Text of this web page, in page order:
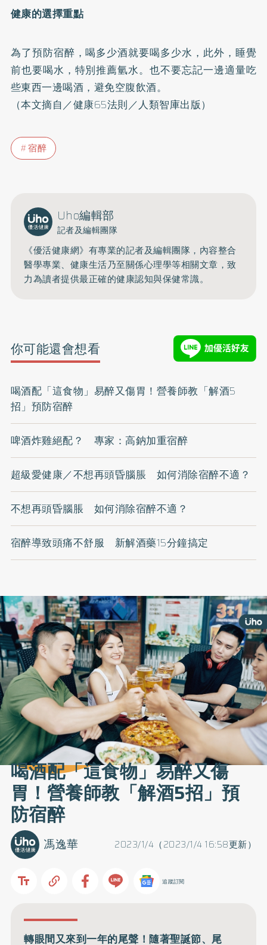
健康的選擇重點
為了預防宿醉，喝多少酒就要喝多少水，此外，睡覺
前也要喝水，特別推薦氫水。也不要忘記一邊適量吃
些東西一邊喝酒，避免空腹飲酒。
（本文摘自／健康65法則／人類智庫出版）
宿醉
Uho編輯部
記者及編輯團隊
《優活健康網》有專業的記者及編輯團隊，內容整合
醫學專業、健康生活乃至關係心理學等相關文章，致
力為讀者提供最正確的健康認知與保健常識。
你可能還會想看
喝酒配「這食物」易醉又傷胃！營養師教「解酒5
招」預防宿醉
啤酒炸雞絕配？ 專家：高鈉加重宿醉
超級愛健康／不想再頭昏腦脹 如何消除宿醉不適？
不想再頭昏腦脹 如何消除宿醉不適？
宿醉導致頭痛不舒服 新解酒藥15分鐘搞定
喝酒配「這食物」易醉又傷
胃！營養師教「解酒5招」預
防宿醉
2023/1/4（2023/1/4 16:58更新）
馮逸華
追蹤訂閱
轉眼間又來到一年的尾聲！隨著聖誕節、尾